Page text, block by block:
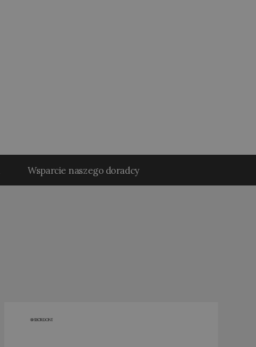
Wsparcie naszego doradcy